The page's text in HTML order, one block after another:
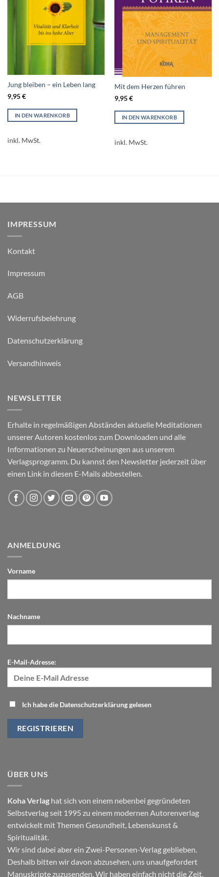
Jung bleiben – ein Leben lang
9,95€
IN DEN WARENKORB
inkl. MwSt.
Mit dem Herzen führen
9,95€
IN DEN WARENKORB
inkl. MwSt.
IMPRESSUM
Kontakt
Impressum
AGB
Widerrufsbelehrung
Datenschutzerklärung
Versandhinweis
NEWSLETTER
Erhalte in regelmäßigen Abständen aktuelle Meditationen
unserer Autoren kostenlos zum Downloaden und alle
Informationen zu Neuerscheinungen aus unserem
Verlagsprogramm. Du kannst den Newsletter jederzeit über
einen Link in diesen E-Mails abbestellen.
ANMELDUNG
Vorname
Nachname
E-Mail-Adresse:
Ich habe die Datenschutzerklärung gelesen
ÜBER UNS
Koha Verlag hat sich von einem nebenbei gegründeten
Selbstverlag seit 1995 zu einem modernen Autorenverlag
entwickelt mit Themen Gesundheit, Lebenskunst&
Spiritualität.
Wir sind dabei aber ein Zwei-Personen-Verlag geblieben.
Deshalb bitten wir davon abzusehen, uns unaufgefordert
Manuskripte zuzusenden. Wir haben einfach nicht die Zeit,